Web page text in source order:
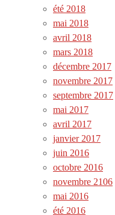
été 2018
mai 2018
avril 2018
mars 2018
décembre 2017
novembre 2017
septembre 2017
mai 2017
avril 2017
janvier 2017
juin 2016
octobre 2016
novembre 2106
mai 2016
été 2016